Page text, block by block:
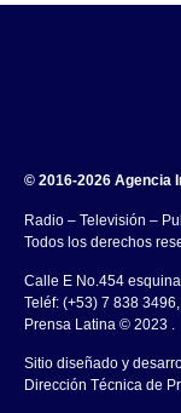
© 2016-2026 Agencia
Radio – Televisión –
Todos los derechos
Calle E No.454
Teléf: (+53) 7 838
Prensa Latina © 2023 .
Sitio diseñado y
Dirección Técnica de